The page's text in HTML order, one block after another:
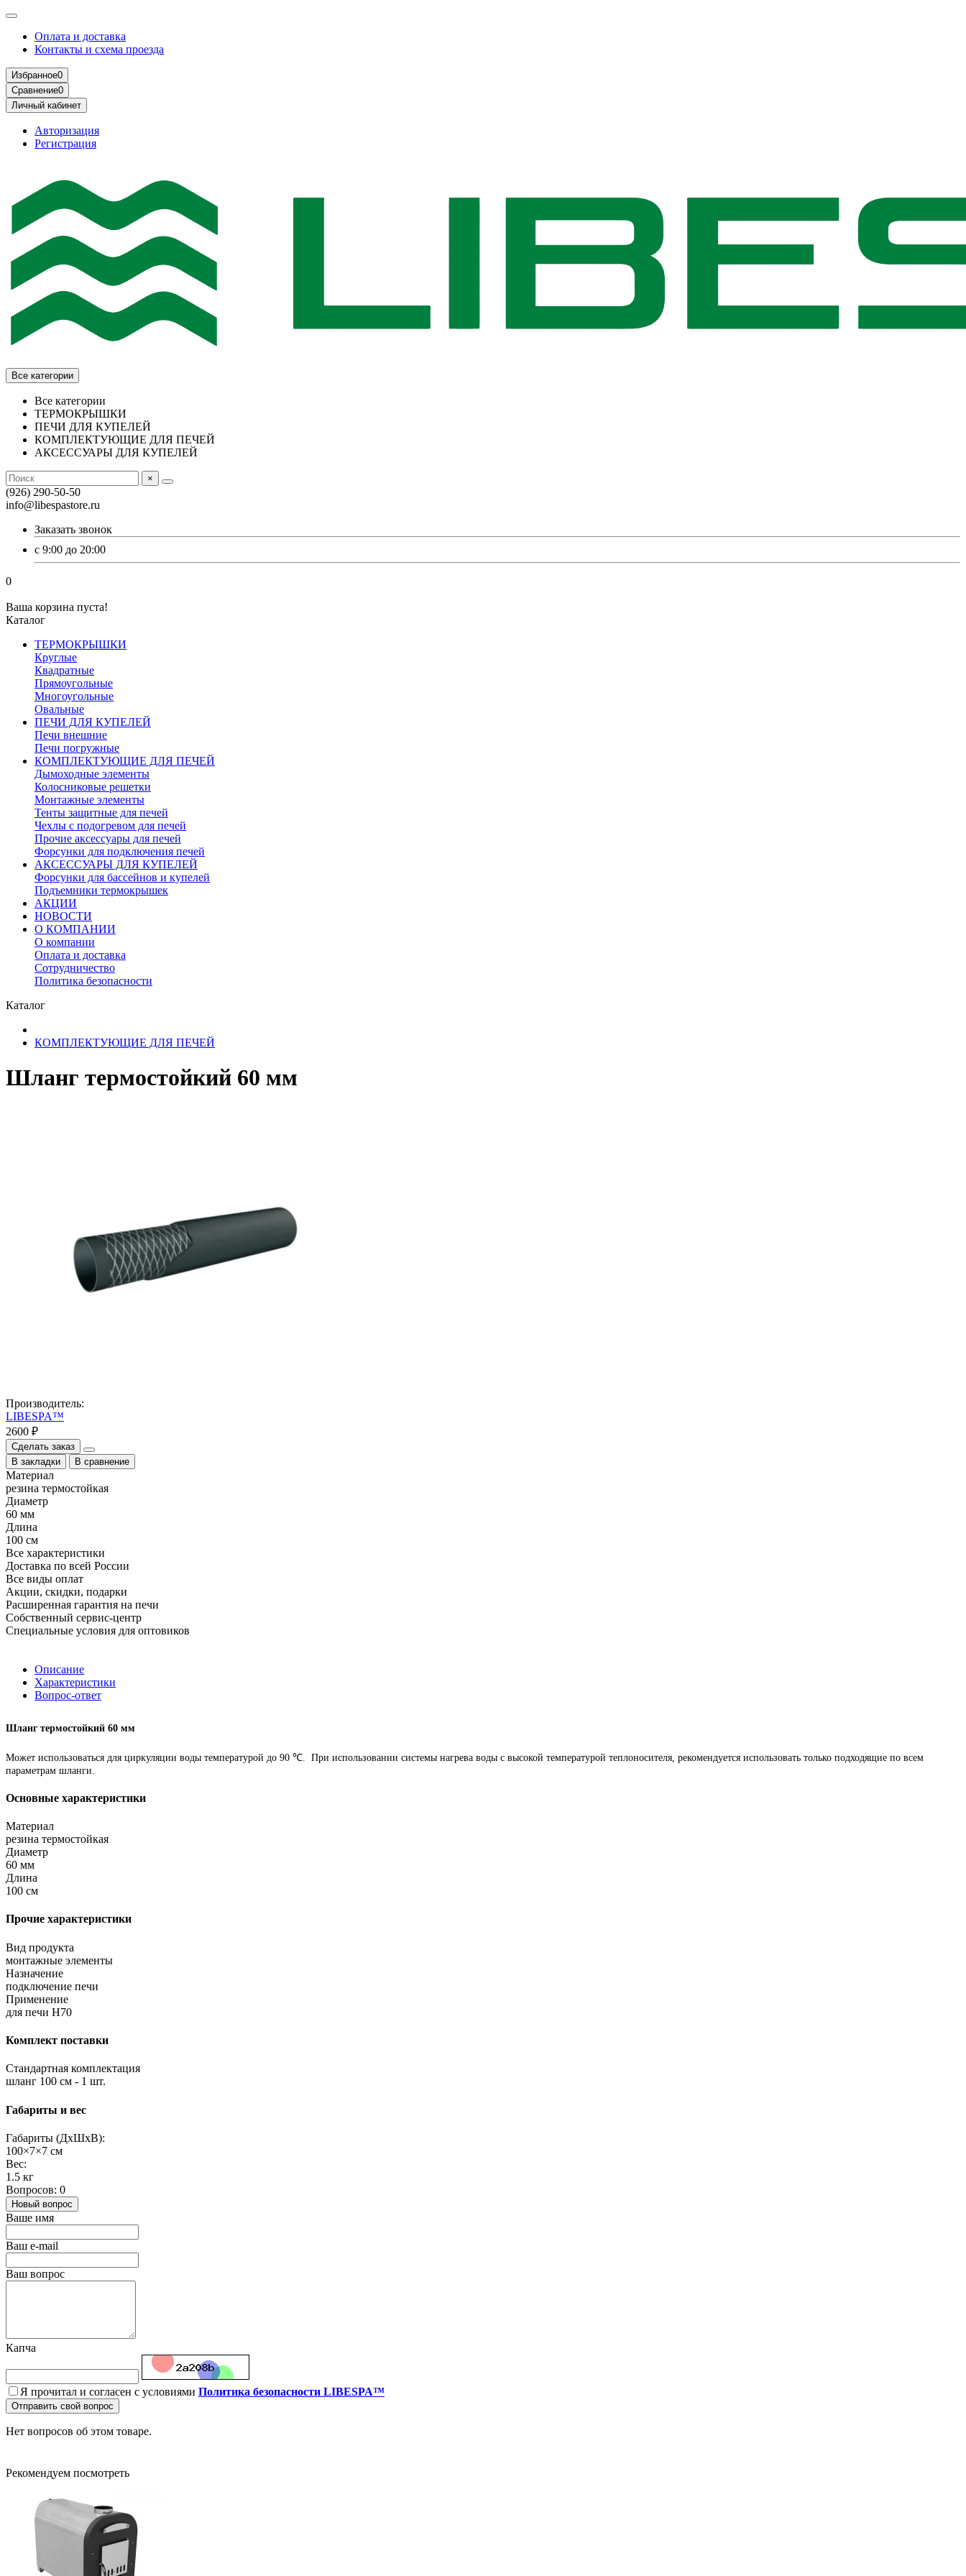
Оплата и доставка
Контакты и схема проезда
Избранное0
Сравнение0
Личный кабинет
Авторизация
Регистрация
Все категории
Все категории
ТЕРМОКРЫШКИ
ПЕЧИ ДЛЯ КУПЕЛЕЙ
КОМПЛЕКТУЮЩИЕ ДЛЯ ПЕЧЕЙ
АКСЕССУАРЫ ДЛЯ КУПЕЛЕЙ
×
(926) 290-50-50
info@libespastore.ru
Заказать звонок
с 9:00 до 20:00
0
Ваша корзина пуста!
Каталог
ТЕРМОКРЫШКИ
Круглые
Квадратные
Прямоугольные
Многоугольные
Овальные
ПЕЧИ ДЛЯ КУПЕЛЕЙ
Печи внешние
Печи погружные
КОМПЛЕКТУЮЩИЕ ДЛЯ ПЕЧЕЙ
Дымоходные элементы
Колосниковые решетки
Монтажные элементы
Тенты защитные для печей
Чехлы с подогревом для печей
Прочие аксессуары для печей
Форсунки для подключения печей
АКСЕССУАРЫ ДЛЯ КУПЕЛЕЙ
Форсунки для бассейнов и купелей
Подъемники термокрышек
АКЦИИ
НОВОСТИ
О КОМПАНИИ
О компании
Оплата и доставка
Сотрудничество
​Политика безопасности
Каталог
КОМПЛЕКТУЮЩИЕ ДЛЯ ПЕЧЕЙ
Шланг термостойкий 60 мм
Производитель:
LIBESPA™
2600 ₽
Сделать заказ
В закладки
В сравнение
Материал
резина термостойкая
Диаметр
60 мм
Длина
100 см
Все характеристики
Доставка по всей России
Все виды оплат
Акции, скидки, подарки
Расширенная гарантия на печи
Собственный сервис-центр
Специальные условия для оптовиков
Описание
Характеристики
Вопрос-ответ
Шланг термостойкий 60 мм
Может использоваться для циркуляции воды температурой до 90 ℃. При использовании системы нагрева воды с высокой температурой теплоносителя, рекомендуется использовать только подходящие по всем
параметрам шланги.
Основные характеристики
Материал
резина термостойкая
Диаметр
60 мм
Длина
100 см
Прочие характеристики
Вид продукта
монтажные элементы
Назначение
подключение печи
Применение
для печи H70
Комплект поставки
Стандартная комплектация
шланг 100 см - 1 шт.
Габариты и вес
Габариты (ДхШхВ):
100×7×7 см
Вес:
1.5 кг
Вопросов: 0
Новый вопрос
Ваше имя
Ваш e-mail
Ваш вопрос
Капча
Я прочитал и согласен с условиями Политика безопасности LIBESPA™
Отправить свой вопрос
Нет вопросов об этом товаре.
Рекомендуем посмотреть